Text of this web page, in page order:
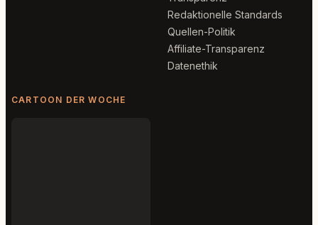
Redaktionelle Standards
Quellen-Politik
Affiliate-Transparenz
Datenethik
CARTOON DER WOCHE